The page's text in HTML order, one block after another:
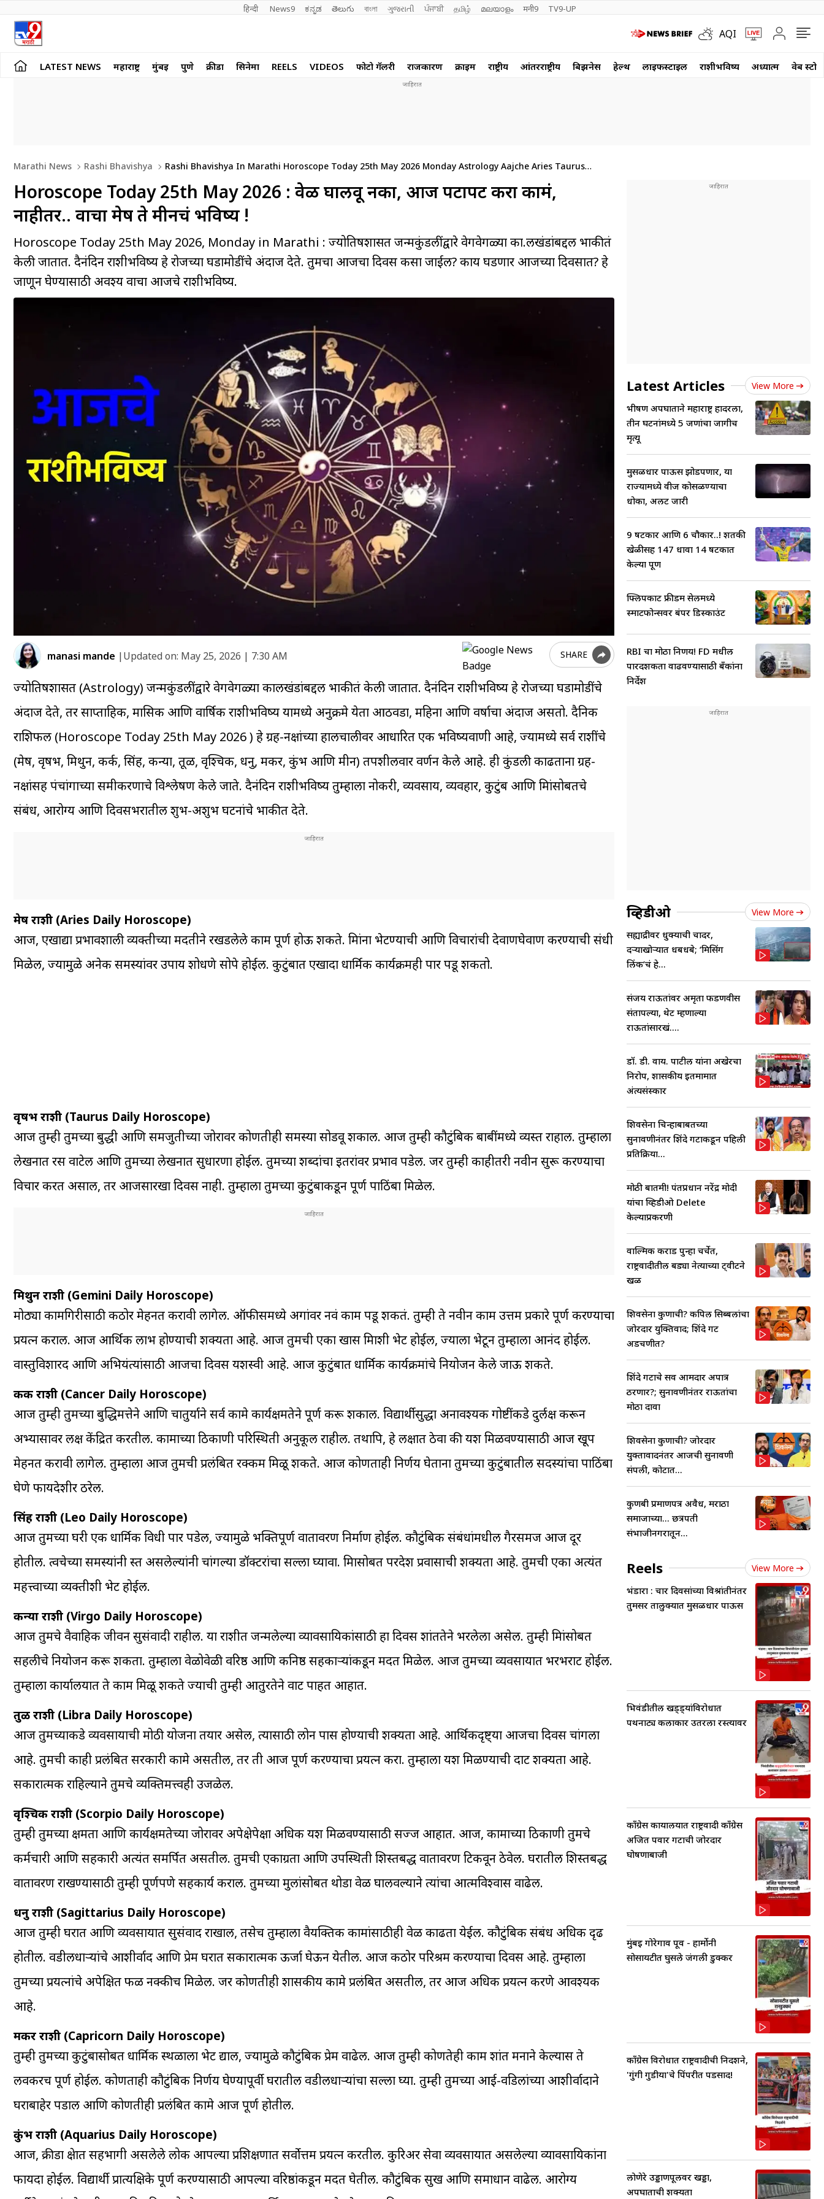
हिन्दी News9 ಕನ್ನಡ తెలుగు বাংলা ગુજરાતી ਪੰਜਾਬੀ தமிழ் മലയാളം मनी9 TV9-UP
AQI
LATEST NEWS महाराष्ट्र मुंबई पुणे क्रीडा सिनेमा REELS VIDEOS फोटो गॅलरी राजकारण क्राईम राष्ट्रीय आंतरराष्ट्रीय बिझनेस हेल्थ लाईफस्टाईल राशीभविष्य अध्यात्म वेब
Marathi News Rashi Bhavishya
Rashi Bhavishya In Marathi Horoscope Today 25th May 2026 Monday Astrology Aajche Aries Taurus
Gemini Cancer Leo Virgo Libra Scorpio Sagittarius Capricorn Aquarius Pisces Rashifal
Horoscope Today 25th May 2026 : वेळ घालवू नका, आज पटापट करा कामं,
नाहीतर.. वाचा मेष ते मीनचं भविष्य !
Horoscope Today 25th May 2026, Monday in Marathi : ज्योतिषशास्त्रात जन्मकुंडलींद्वारे वेगवेगळ्या का.लखंडांबद्दल भाकीतं
केली जातात. दैनंदिन राशीभविष्य हे रोजच्या घडामोडींचे अंदाज देते. तुमचा आजचा दिवस कसा जाईल? काय घडणार आजच्या दिवसात? हे
जाणून घेण्यासाठी अवश्य वाचा आजचे राशीभविष्य.
manasi mande |Updated on: May 25, 2026 | 7:30 AM SHARE
ज्योतिषशास्त्रात (Astrology) जन्मकुंडलींद्वारे वेगवेगळ्या कालखंडांबद्दल भाकीतं केली जातात. दैनंदिन राशीभविष्य हे रोजच्या घडामोडींचे
अंदाज देते, तर साप्ताहिक, मासिक आणि वार्षिक राशीभविष्य यामध्ये अनुक्रमे येता आठवडा, महिना आणि वर्षाचा अंदाज असतो. दैनिक
राशिफल (Horoscope Today 25th May 2026 ) हे ग्रह-नक्षत्रांच्या हालचालीवर आधारित एक भविष्यवाणी आहे, ज्यामध्ये सर्व राशींचे
(मेष, वृषभ, मिथुन, कर्क, सिंह, कन्या, तूळ, वृश्चिक, धनु, मकर, कुंभ आणि मीन) तपशीलवार वर्णन केले आहे. ही कुंडली काढताना ग्रह-
नक्षत्रांसह पंचांगाच्या समीकरणाचे विश्लेषण केले जाते. दैनंदिन राशीभविष्य तुम्हाला नोकरी, व्यवसाय, व्यवहार, कुटुंब आणि मित्रांसोबतचे
संबंध, आरोग्य आणि दिवसभरातील शुभ-अशुभ घटनांचे भाकीत देते.
मेष राशी (Aries Daily Horoscope)
आज, एखाद्या प्रभावशाली व्यक्तीच्या मदतीने रखडलेले काम पूर्ण होऊ शकते. मित्रांना भेटण्याची आणि विचारांची देवाणघेवाण करण्याची संधी
मिळेल, ज्यामुळे अनेक समस्यांवर उपाय शोधणे सोपे होईल. कुटुंबात एखादा धार्मिक कार्यक्रमही पार पडू शकतो.
वृषभ राशी (Taurus Daily Horoscope)
आज तुम्ही तुमच्या बुद्धी आणि समजुतीच्या जोरावर कोणतीही समस्या सोडवू शकाल. आज तुम्ही कौटुंबिक बाबींमध्ये व्यस्त राहाल. तुम्हाला
लेखनात रस वाटेल आणि तुमच्या लेखनात सुधारणा होईल. तुमच्या शब्दांचा इतरांवर प्रभाव पडेल. जर तुम्ही काहीतरी नवीन सुरू करण्याचा
विचार करत असाल, तर आजसारखा दिवस नाही. तुम्हाला तुमच्या कुटुंबाकडून पूर्ण पाठिंबा मिळेल.
मिथुन राशी (Gemini Daily Horoscope)
मोठ्या कामगिरीसाठी कठोर मेहनत करावी लागेल. ऑफीसमध्ये अगांवर नवं काम पडू शकतं. तुम्ही ते नवीन काम उत्तम प्रकारे पूर्ण करण्याचा
प्रयत्न कराल. आज आर्थिक लाभ होण्याची शक्यता आहे. आज तुमची एका खास मित्राशी भेट होईल, ज्याला भेटून तुम्हाला आनंद होईल.
वास्तुविशारद आणि अभियंत्यांसाठी आजचा दिवस यशस्वी आहे. आज कुटुंबात धार्मिक कार्यक्रमांचे नियोजन केले जाऊ शकते.
कर्क राशी (Cancer Daily Horoscope)
आज तुम्ही तुमच्या बुद्धिमत्तेने आणि चातुर्याने सर्व कामे कार्यक्षमतेने पूर्ण करू शकाल. विद्यार्थीसुद्धा अनावश्यक गोष्टींकडे दुर्लक्ष करून
अभ्यासावर लक्ष केंद्रित करतील. कामाच्या ठिकाणी परिस्थिती अनुकूल राहील. तथापि, हे लक्षात ठेवा की यश मिळवण्यासाठी आज खूप
मेहनत करावी लागेल. तुम्हाला आज तुमची प्रलंबित रक्कम मिळू शकते. आज कोणताही निर्णय घेताना तुमच्या कुटुंबातील सदस्यांचा पाठिंबा
घेणे फायदेशीर ठरेल.
सिंह राशी (Leo Daily Horoscope)
आज तुमच्या घरी एक धार्मिक विधी पार पडेल, ज्यामुळे भक्तिपूर्ण वातावरण निर्माण होईल. कौटुंबिक संबंधांमधील गैरसमज आज दूर
होतील. त्वचेच्या समस्यांनी त्रस्त असलेल्यांनी चांगल्या डॉक्टरांचा सल्ला घ्यावा. मित्रासोबत परदेश प्रवासाची शक्यता आहे. तुमची एका अत्यंत
महत्त्वाच्या व्यक्तीशी भेट होईल.
कन्या राशी (Virgo Daily Horoscope)
आज तुमचे वैवाहिक जीवन सुसंवादी राहील. या राशीत जन्मलेल्या व्यावसायिकांसाठी हा दिवस शांततेने भरलेला असेल. तुम्ही मित्रांसोबत
सहलीचे नियोजन करू शकता. तुम्हाला वेळोवेळी वरिष्ठ आणि कनिष्ठ सहकाऱ्यांकडून मदत मिळेल. आज तुमच्या व्यवसायात भरभराट होईल.
तुम्हाला कार्यालयात ते काम मिळू शकते ज्याची तुम्ही आतुरतेने वाट पाहत आहात.
तुळ राशी (Libra Daily Horoscope)
आज तुमच्याकडे व्यवसायाची मोठी योजना तयार असेल, त्यासाठी लोन पास होण्याची शक्यता आहे. आर्थिकदृष्ट्या आजचा दिवस चांगला
आहे. तुमची काही प्रलंबित सरकारी कामे असतील, तर ती आज पूर्ण करण्याचा प्रयत्न करा. तुम्हाला यश मिळण्याची दाट शक्यता आहे.
सकारात्मक राहिल्याने तुमचे व्यक्तिमत्त्वही उजळेल.
वृश्चिक राशी (Scorpio Daily Horoscope)
तुम्ही तुमच्या क्षमता आणि कार्यक्षमतेच्या जोरावर अपेक्षेपेक्षा अधिक यश मिळवण्यासाठी सज्ज आहात. आज, कामाच्या ठिकाणी तुमचे
कर्मचारी आणि सहकारी अत्यंत समर्पित असतील. तुमची एकाग्रता आणि उपस्थिती शिस्तबद्ध वातावरण टिकवून ठेवेल. घरातील शिस्तबद्ध
वातावरण राखण्यासाठी तुम्ही पूर्णपणे सहकार्य कराल. तुमच्या मुलांसोबत थोडा वेळ घालवल्याने त्यांचा आत्मविश्वास वाढेल.
धनु राशी (Sagittarius Daily Horoscope)
आज तुम्ही घरात आणि व्यवसायात सुसंवाद राखाल, तसेच तुम्हाला वैयक्तिक कामांसाठीही वेळ काढता येईल. कौटुंबिक संबंध अधिक दृढ
होतील. वडीलधाऱ्यांचे आशीर्वाद आणि प्रेम घरात सकारात्मक ऊर्जा घेऊन येतील. आज कठोर परिश्रम करण्याचा दिवस आहे. तुम्हाला
तुमच्या प्रयत्नांचे अपेक्षित फळ नक्कीच मिळेल. जर कोणतीही शासकीय कामे प्रलंबित असतील, तर आज अधिक प्रयत्न करणे आवश्यक
आहे.
मकर राशी (Capricorn Daily Horoscope)
तुम्ही तुमच्या कुटुंबासोबत धार्मिक स्थळाला भेट द्याल, ज्यामुळे कौटुंबिक प्रेम वाढेल. आज तुम्ही कोणतेही काम शांत मनाने केल्यास ते
लवकरच पूर्ण होईल. कोणताही कौटुंबिक निर्णय घेण्यापूर्वी घरातील वडीलधाऱ्यांचा सल्ला घ्या. तुम्ही तुमच्या आई-वडिलांच्या आशीर्वादाने
घराबाहेर पडाल आणि कोणतीही प्रलंबित कामे आज पूर्ण होतील.
कुंभ राशी (Aquarius Daily Horoscope)
आज, क्रीडा क्षेत्रात सहभागी असलेले लोक आपल्या प्रशिक्षणात सर्वोत्तम प्रयत्न करतील. कुरिअर सेवा व्यवसायात असलेल्या व्यावसायिकांना
फायदा होईल. विद्यार्थी प्रात्यक्षिके पूर्ण करण्यासाठी आपल्या वरिष्ठांकडून मदत घेतील. कौटुंबिक सुख आणि समाधान वाढेल. आरोग्य
Latest Articles View More
भीषण अपघाताने महाराष्ट्र हादरला,
तीन घटनांमध्ये 5 जणांचा जागीच
मृत्यू
मुसळधार पाऊस झोडपणार, या
राज्यामध्ये वीज कोसळण्याचा
धोका, अलर्ट जारी
9 षटकार आणि 6 चौकार..! शतकी
खेळीसह 147 धावा 14 षटकात
केल्या पूर्ण
फ्लिपकार्ट फ्रीडम सेलमध्ये
स्मार्टफोन्सवर बंपर डिस्काउंट
RBI चा मोठा निर्णय! FD मधील
पारदर्शकता वाढवण्यासाठी बँकांना
निर्देश
व्हिडीओ View More
सह्याद्रीवर धुक्याची चादर,
दऱ्याखोऱ्यात धबधबे; ‘मिसिंग
लिंक’चं हे...
संजय राऊतांवर अमृता फडणवीस
संतापल्या, थेट म्हणाल्या
राऊतांसारखं....
डॉ. डी. वाय. पाटील यांना अखेरचा
निरोप, शासकीय इतमामात
अंत्यसंस्कार
शिवसेना चिन्हाबाबतच्या
सुनावणीनंतर शिंदे गटाकडून पहिली
प्रतिक्रिया...
मोठी बातमी! पंतप्रधान नरेंद्र मोदी
यांचा व्हिडीओ Delete
केल्याप्रकरणी
वाल्मिक कराड पुन्हा चर्चेत,
राष्ट्रवादीतील बड्या नेत्याच्या ट्वीटने
खळ
शिवसेना कुणाची? कपिल सिब्बलांचा
जोरदार युक्तिवाद; शिंदे गट
अडचणीत?
शिंदे गटाचे सर्व आमदार अपात्र
ठरणार?; सुनावणीनंतर राऊतांचा
मोठा दावा
शिवसेना कुणाची? जोरदार
युक्तावादनंतर आजची सुनावणी
संपली, कोर्टात...
कुणबी प्रमाणपत्र अवैध, मराठा
समाजाच्या... छत्रपती
संभाजीनगरातून...
Reels View More
भंडारा : चार दिवसांच्या विश्रांतीनंतर
तुमसर तालुक्यात मुसळधार पाऊस
भिवंडीतील खड्ड्यांविरोधात
पथनाट्य कलाकार उतरला रस्त्यावर
काँग्रेस कार्यालयात राष्ट्रवादी काँग्रेस
अजित पवार गटाची जोरदार
घोषणाबाजी
मुंबई गोरेगाव पूर्व - हार्मोनी
सोसायटीत घुसले जंगली डुक्कर
काँग्रेस विरोधात राष्ट्रवादीची निदर्शने,
'गुंगी गुडीया'चे पिंपरीत पडसाद!
लोणेरे उड्डाणपूलवर खड्डा,
अपघाताची शक्यता